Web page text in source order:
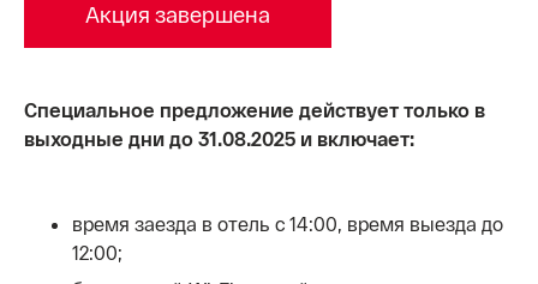
Акция завершена
Специальное предложение действует только в
выходные дни до 31.08.2025 и включает:
время заезда в отель с 14:00, время выезда до
12:00;